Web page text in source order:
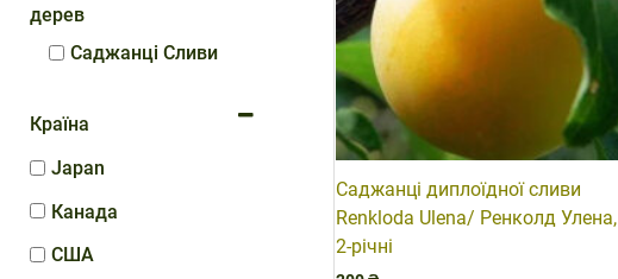
дерев
Саджанці Сливи
Країна
Japan
Канада
США
Саджанці диплоїдної сливи
Renkloda Ulena/ Ренколд Улена,
2-річні